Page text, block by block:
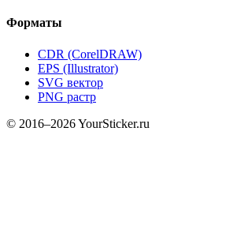
Форматы
CDR (CorelDRAW)
EPS (Illustrator)
SVG вектор
PNG растр
© 2016–2026 YourSticker.ru